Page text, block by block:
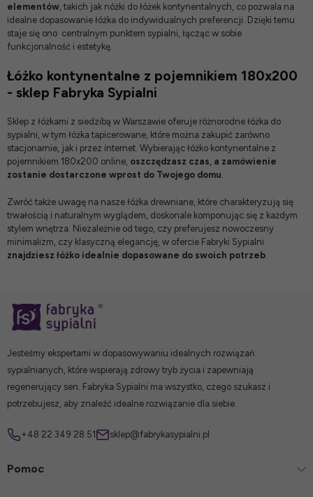
elementów , takich jak nóżki do łóżek kontynentalnych , co pozwala na
idealne dopasowanie łóżka do indywidualnych preferencji. Dzięki temu
staje się ono centralnym punktem sypialni, łącząc w sobie
funkcjonalność i estetykę.
Łóżko kontynentalne z pojemnikiem 180x200
- sklep Fabryka Sypialni
Sklep z łóżkami z siedzibą w Warszawie oferuje różnorodne łóżka do
sypialni , w tym łóżka tapicerowane , które można zakupić zarówno
stacjonarnie, jak i przez internet. Wybierając łóżko kontynentalne z
pojemnikiem 180x200 online, oszczędzasz czas, a zamówienie
zostanie dostarczone wprost do Twojego domu
Zwróć także uwagę na nasze łóżka drewniane , które charakteryzują się
trwałością i naturalnym wyglądem, doskonale komponując się z każdym
stylem wnętrza. Niezależnie od tego, czy preferujesz nowoczesny
minimalizm, czy klasyczną elegancję, w ofercie Fabryki Sypialni
znajdziesz łóżko idealnie dopasowane do swoich potrzeb
Jesteśmy ekspertami w dopasowywaniu idealnych rozwiązań
sypialnianych, które wspierają zdrowy tryb życia i zapewniają
regenerujący sen. Fabryka Sypialni ma wszystko, czego szukasz i
potrzebujesz, aby znaleźć idealne rozwiązanie dla siebie.
+48 22 349 28 51 sklep@fabrykasypialni.pl
Pomoc